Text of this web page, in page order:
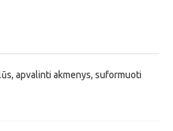
apvalinti akmenys, suformuoti